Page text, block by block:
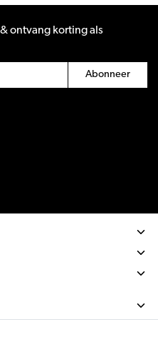
ontvang korting als
Abonneer